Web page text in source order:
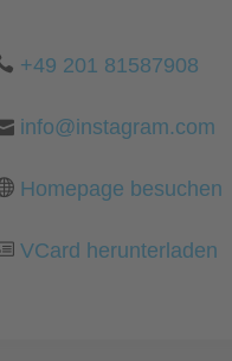
+49 201 81587908
info@instagram.com
Homepage besuchen
VCard herunterladen